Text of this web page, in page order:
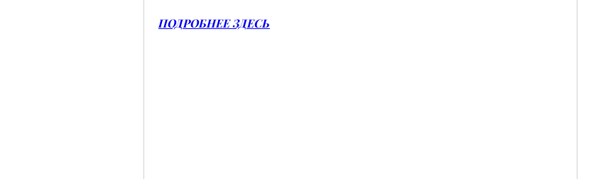
ПОДРОБНЕЕ ЗДЕСЬ